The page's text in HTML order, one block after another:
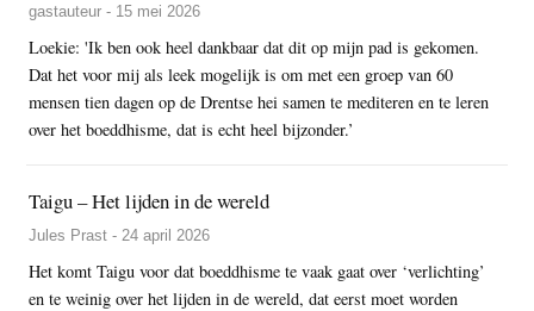
gastauteur - 15 mei 2026
Loekie: 'Ik ben ook heel dankbaar dat dit op mijn pad is gekomen.
Dat het voor mij als leek mogelijk is om met een groep van 60
mensen tien dagen op de Drentse hei samen te mediteren en te leren
over het boeddhisme, dat is echt heel bijzonder.’
Taigu – Het lijden in de wereld
Jules Prast - 24 april 2026
Het komt Taigu voor dat boeddhisme te vaak gaat over ‘verlichting’
en te weinig over het lijden in de wereld, dat eerst moet worden